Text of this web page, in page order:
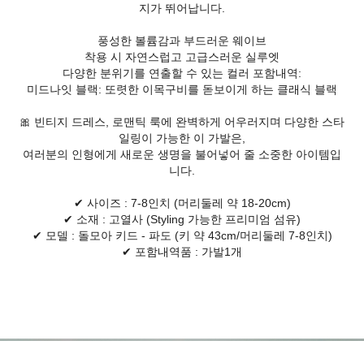
지가 뛰어납니다.
풍성한 볼륨감과 부드러운 웨이브
착용 시 자연스럽고 고급스러운 실루엣
다양한 분위기를 연출할 수 있는 컬러 포함내역:
미드나잇 블랙: 또렷한 이목구비를 돋보이게 하는 클래식 블랙
🎀 빈티지 드레스, 로맨틱 룩에 완벽하게 어우러지며 다양한 스타
일링이 가능한 이 가발은,
여러분의 인형에게 새로운 생명을 불어넣어 줄 소중한 아이템입
니다.
✔ 사이즈 : 7-8인치 (머리둘레 약 18-20cm)
✔ 소재 : 고열사 (Styling 가능한 프리미엄 섬유)
✔ 모델 : 돌모아 키드 - 파도 (키 약 43cm/머리둘레 7-8인치)
✔ 포함내역품 : 가발1개